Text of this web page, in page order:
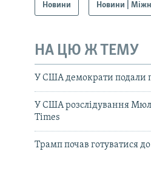
Новини Новини |
НА ЦЮ Ж ТЕМУ
У США демократи подали
У США розслідування
Times
Трамп почав готуватися